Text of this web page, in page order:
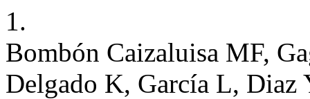
1.
Bombón Caizaluisa MF,
Delgado K, García L, Diaz